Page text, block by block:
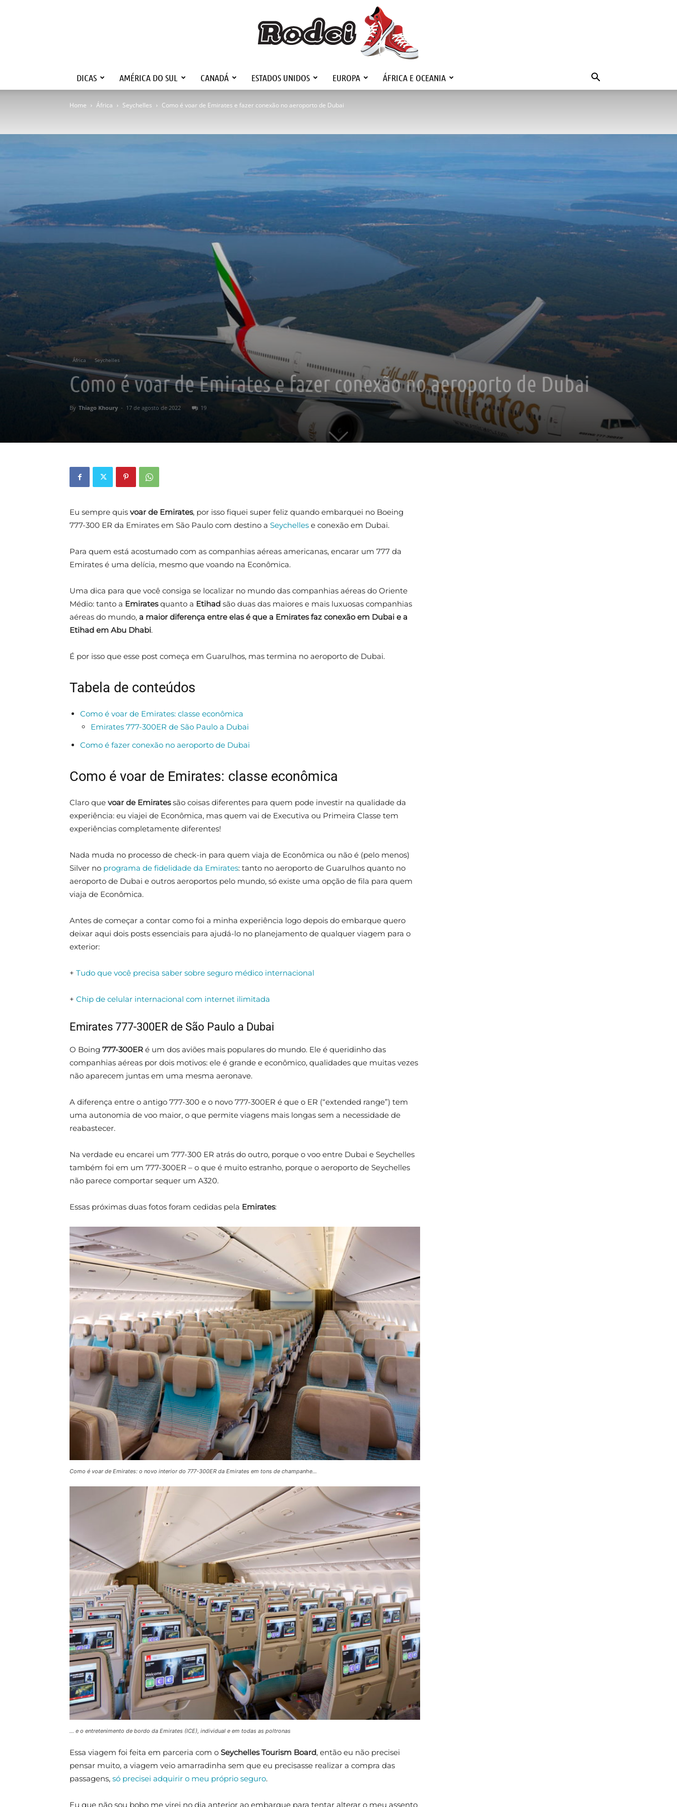
Rodei
DICAS AMÉRICA DO SUL CANADÁ ESTADOS UNIDOS EUROPA ÁFRICA E OCEANIA
Home África Seychelles Como é voar de Emirates e fazer conexão no aeroporto de Dubai
África Seychelles
Como é voar de Emirates e fazer conexão no aeroporto de Dubai
By Thiago Khoury - 17 de agosto de 2022 19
Eu sempre quis voar de Emirates, por isso fiquei super feliz quando embarquei no Boeing
777-300 ER da Emirates em São Paulo com destino a Seychelles e conexão em Dubai.
Para quem está acostumado com as companhias aéreas americanas, encarar um 777 da
Emirates é uma delícia, mesmo que voando na Econômica.
Uma dica para que você consiga se localizar no mundo das companhias aéreas do Oriente
Médio: tanto a Emiratesquanto a Etihad são duas das maiores e mais luxuosas companhias
aéreas do mundo, a maior diferença entre elas é que a Emirates faz conexão em Dubai e a
Etihad em Abu Dhabi.
É por isso que esse post começa em Guarulhos, mas termina no aeroporto de Dubai.
Tabela de conteúdos
Como é voar de Emirates: classe econômica
Emirates 777-300ER de São Paulo a Dubai
Como é fazer conexão no aeroporto de Dubai
Como é voar de Emirates: classe econômica
Claro que voar de Emiratessão coisas diferentes para quem pode investir na qualidade da
experiência: eu viajei de Econômica, mas quem vai de Executiva ou Primeira Classe tem
experiências completamente diferentes!
Nada muda no processo de check-in para quem viaja de Econômica ou não é (pelo menos)
Silver no programa de fidelidade da Emirates: tanto no aeroporto de Guarulhos quanto no
aeroporto de Dubai e outros aeroportos pelo mundo, só existe uma opção de fila para quem
viaja de Econômica.
Antes de começar a contar como foi a minha experiência logo depois do embarque quero
deixar aqui dois posts essenciais para ajudá-lo no planejamento de qualquer viagem para o
exterior:
+ Tudo que você precisa saber sobre seguro médico internacional
+ Chip de celular internacional com internet ilimitada
Emirates 777-300ER de São Paulo a Dubai
O Boing 777-300ER é um dos aviões mais populares do mundo. Ele é queridinho das
companhias aéreas por dois motivos: ele é grande e econômico, qualidades que muitas vezes
não aparecem juntas em uma mesma aeronave.
A diferença entre o antigo 777-300 e o novo 777-300ER é que o ER (“extended range”) tem
uma autonomia de voo maior, o que permite viagens mais longas sem a necessidade de
reabastecer.
Na verdade eu encarei um 777-300 ER atrás do outro, porque o voo entre Dubai e Seychelles
também foi em um 777-300ER – o que é muito estranho, porque o aeroporto de Seychelles
não parece comportar sequer um A320.
Essas próximas duas fotos foram cedidas pela Emirates:
Como é voar de Emirates: o novo interior do 777-300ER da Emirates em tons de champanhe…
… e o entretenimento de bordo da Emirates (ICE), individual e em todas as poltronas
Essa viagem foi feita em parceria com o Seychelles Tourism Board, então eu não precisei
pensar muito, a viagem veio amarradinha sem que eu precisasse realizar a compra das
passagens, só precisei adquirir o meu próprio seguro.
Eu que não sou bobo me virei no dia anterior ao embarque para tentar alterar o meu assento